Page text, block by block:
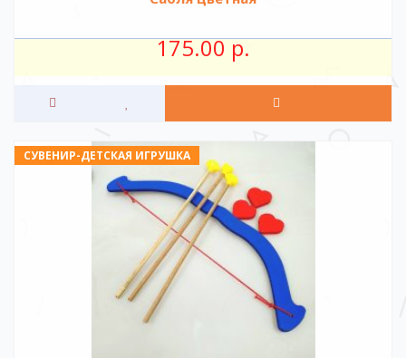
175.00 р.
СУВЕНИР-ДЕТСКАЯ ИГРУШКА